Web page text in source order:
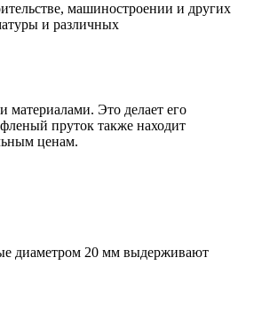
стальные
полипропиленовые PP-R
шуруп-шпилька
стальные
и вибровставки
чугунные
машиностроении и других
и различных
Это делает его
пруток также находит
ценам.
диаметром 20 мм выдерживают